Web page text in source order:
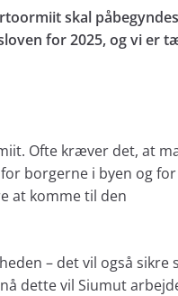
skal påbegyndes
for 2025, og vi er
Ofte kræver det, at
borgerne i byen og
at komme til den
– det vil også sikre
dette vil Siumut